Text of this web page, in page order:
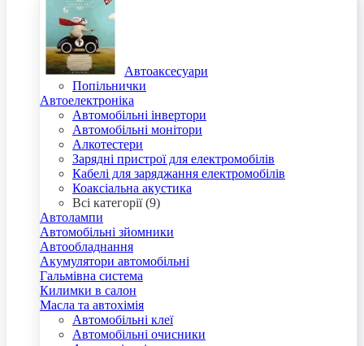
Автоаксесуари
Попільнички
Автоелектроніка
Автомобільні інвертори
Автомобільні монітори
Алкотестери
Зарядні пристрої для електромобілів
Кабелі для заряджання електромобілів
Коаксіальна акустика
Всі категорії (9)
Автолампи
Автомобільні зйомники
Автообладнання
Акумулятори автомобільні
Гальмівна система
Килимки в салон
Масла та автохімія
Автомобільні клеї
Автомобільні очисники